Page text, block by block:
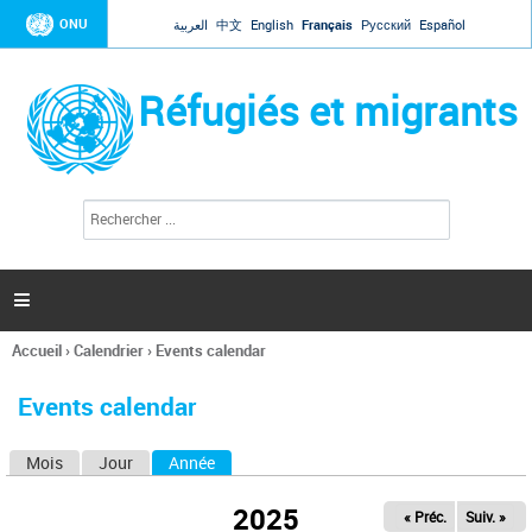
Jump to navigation
ONU العربية 中文 English Français Русский Español
Réfugiés et migrants
l
c
h
e

Vous
ici
Accueil›Calendrier› Events calendar
Events calendar
Mois Jour Année
2025 « Préc. Suiv. »